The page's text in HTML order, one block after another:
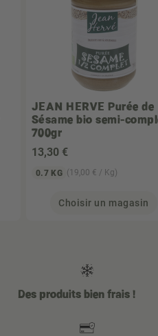
JEAN HERVE Purée de
Sésame bio semi-
700gr
13,30 €
0.7 KG (19,00 € / Kg)
Choisir un magasin
Des produits bien frais !